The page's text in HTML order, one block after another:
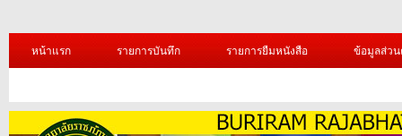
หน้าแรก รายการบันทึก รายการยืมหนังสือ ข้อมูลส่ว